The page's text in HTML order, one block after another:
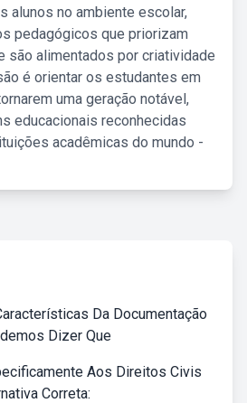
alunos no ambiente escolar,
pedagógicos que priorizam
são alimentados por criatividade
é orientar os estudantes em
uma geração notável,
educacionais reconhecidas
acadêmicas do mundo -
Da Documentação
Dizer Que
Aos Direitos Civis
Correta: